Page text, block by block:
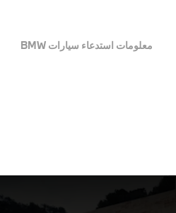
معلومات استدعاء سيارات BMW